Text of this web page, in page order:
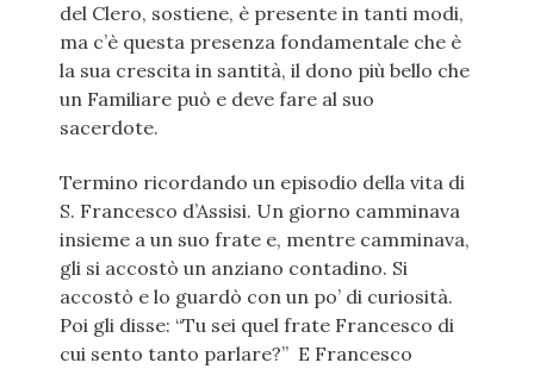
del Clero, sostiene, è presente in tanti modi,
ma c’è questa presenza fondamentale che è
la sua crescita in santità, il dono più bello che
un Familiare può e deve fare al suo
sacerdote.
Termino ricordando un episodio della vita di
S. Francesco d’Assisi. Un giorno camminava
insieme a un suo frate e, mentre camminava,
gli si accostò un anziano contadino. Si
accostò e lo guardò con un po’ di curiosità.
Poi gli disse: “Tu sei quel frate Francesco di
cui sento tanto parlare?” E Francesco